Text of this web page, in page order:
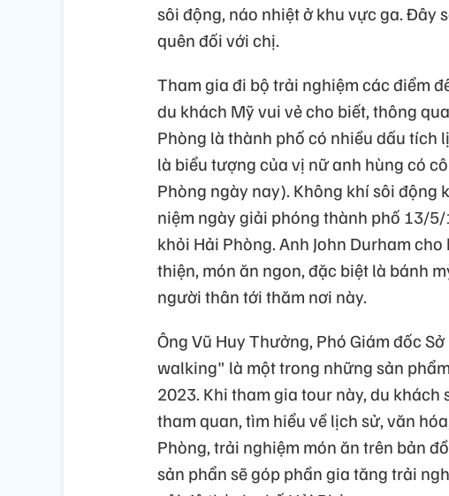
sôi động, náo nhiệt ở khu vực ga. Đây
quên đối với chị.
Tham gia đi bộ trải nghiệm các điểm
du khách Mỹ vui vẻ cho biết, thông
Phòng là thành phố có nhiều dấu tích
là biểu tượng của vị nữ anh hùng có
Phòng ngày nay). Không khí sôi
niệm ngày giải phóng thành phố 13/
khỏi Hải Phòng. Anh John Durham
thiện, món ăn ngon, đặc biệt là bánh
người thân tới thăm nơi này.
Ông Vũ Huy Thưởng, Phó Giám đốc
walking" là một trong những sản
2023. Khi tham gia tour này, du
tham quan, tìm hiểu về lịch sử, văn
Phòng, trải nghiệm món ăn trên bản
sản phẩn sẽ góp phần gia tăng trải